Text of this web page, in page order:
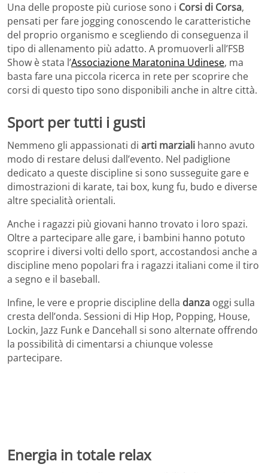
Una delle proposte più curiose sono i Corsi di Corsa,
pensati per fare jogging conoscendo le caratteristiche
del proprio organismo e scegliendo di conseguenza il
tipo di allenamento più adatto. A promuoverli all’FSB
Show è stata l’Associazione Maratonina Udinese, ma
basta fare una piccola ricerca in rete per scoprire che
corsi di questo tipo sono disponibili anche in altre città.
Sport per tutti i gusti
Nemmeno gli appassionati di arti marziali hanno avuto
modo di restare delusi dall’evento. Nel padiglione
dedicato a queste discipline si sono susseguite gare e
dimostrazioni di karate, tai box, kung fu, budo e diverse
altre specialità orientali.
Anche i ragazzi più giovani hanno trovato i loro spazi.
Oltre a partecipare alle gare, i bambini hanno potuto
scoprire i diversi volti dello sport, accostandosi anche a
discipline meno popolari fra i ragazzi italiani come il tiro
a segno e il baseball.
Infine, le vere e proprie discipline della danza oggi sulla
cresta dell’onda. Sessioni di Hip Hop, Popping, House,
Lockin, Jazz Funk e Dancehall si sono alternate offrendo
la possibilità di cimentarsi a chiunque volesse
partecipare.
Energia in totale relax